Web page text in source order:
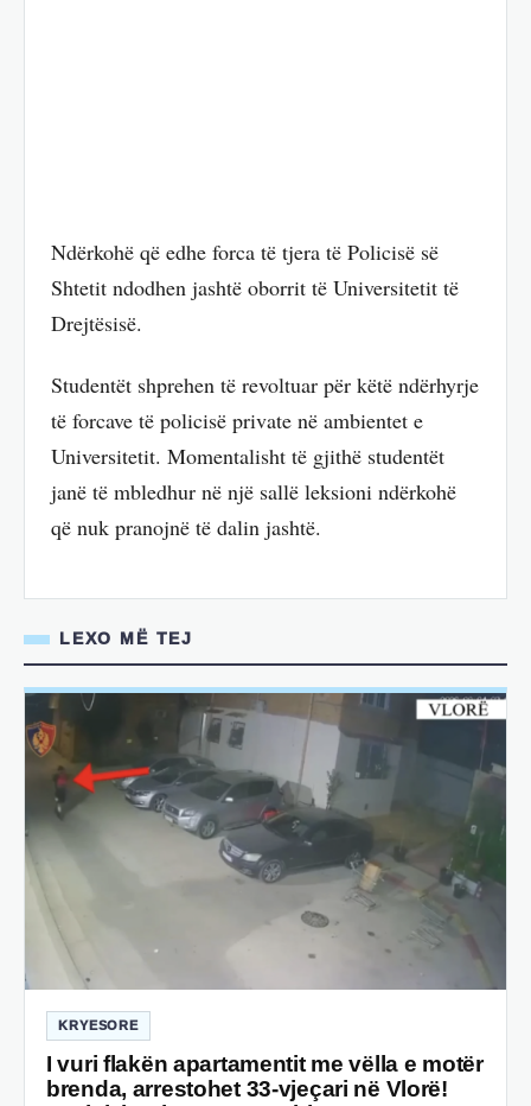
Ndërkohë që edhe forca të tjera të Policisë së
Shtetit ndodhen jashtë oborrit të Universitetit të
Drejtësisë.
Studentët shprehen të revoltuar për këtë ndërhyrje
të forcave të policisë private në ambientet e
Universitetit. Momentalisht të gjithë studentët
janë të mbledhur në një sallë leksioni ndërkohë
që nuk pranojnë të dalin jashtë.
LEXO MË TEJ
KRYESORE
I vuri flakën apartamentit me vëlla e motër
brenda, arrestohet 33-vjeçari në Vlorë!